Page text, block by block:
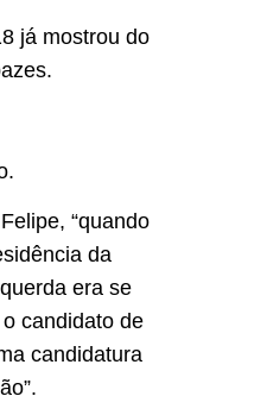
já mostrou do
“quando
da
era se
candidato de
candidatura